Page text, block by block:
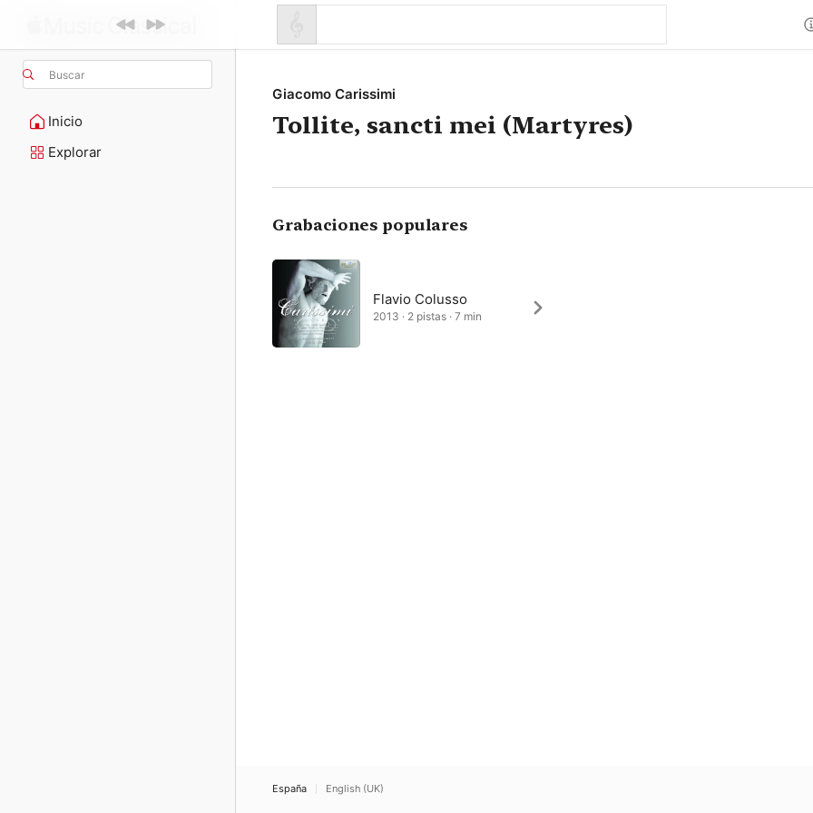
Buscar
Inicio
Explorar
Giacomo Carissimi
Tollite, sancti mei (Martyres)
Grabaciones populares
Flavio Colusso
2013 · 2 pistas · 7 min
España English (UK)